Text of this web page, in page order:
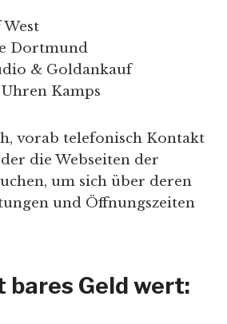
Dortmund
& Goldankauf
Kamps
vorab telefonisch Kontakt
die Webseiten der
um sich über deren
und Öffnungszeiten
bares Geld wert: